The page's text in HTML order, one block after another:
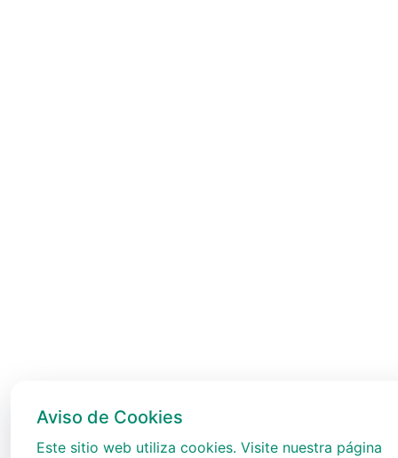
Aviso de Cookies
Este sitio web utiliza cookies. Visite nuestra página